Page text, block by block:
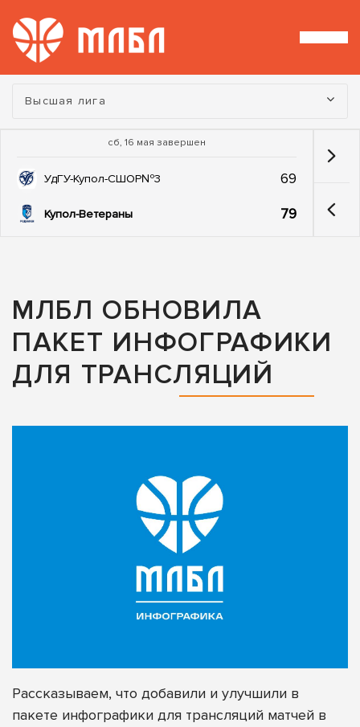
Турнир:
Высшая лига
сб, 16 мая завершен
УдГУ-Купол-СШОР№3 69
Купол-Ветераны 79
МЛБЛ ОБНОВИЛА
ПАКЕТ ИНФОГРАФИКИ
ДЛЯ ТРАНСЛЯЦИЙ
Рассказываем, что добавили и улучшили в
пакете инфографики для трансляций матчей в